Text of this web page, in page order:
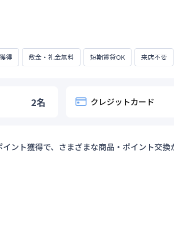
得 敷金・礼金無料 短期賃貸OK 来店不要
2名 クレジットカード
ント獲得で、さまざまな商品・ポイント交換